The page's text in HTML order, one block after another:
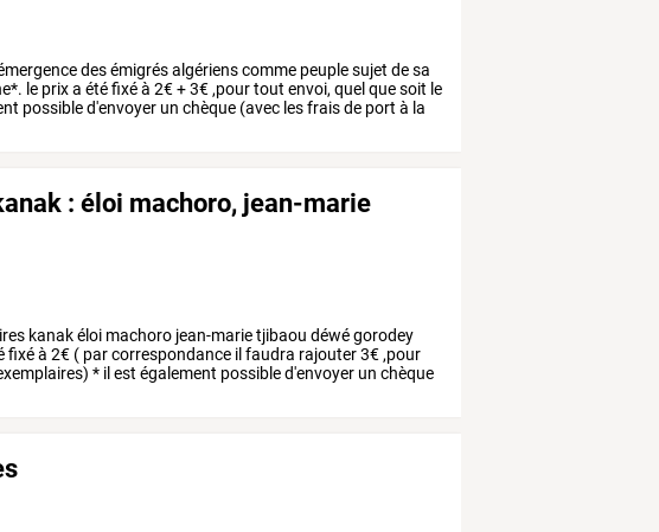
desémigrésalgérienscomme peuplesujet desa
le prixa étéfixéà 2€+3€ ,pourtout envoi, quel quesoit le
possibled'envoyer un chèque (avec lesfraisde port à la
: éloi machoro, jean-marie
kanakéloi machoro jean-marietjibaou déwégorodey
fixéà 2€ ( parcorrespondance il faudra rajouter3€ ,pour
* il est également possibled'envoyer un chèque